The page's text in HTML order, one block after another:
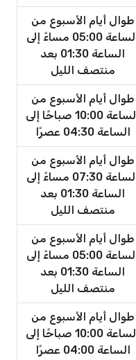
طوال أيام الأسبوع من
الساعة 05:00 مساءً إلى
الساعة 01:30 بعد
منتصف الليل
طوال أيام الأسبوع من
الساعة 10:00 صباحًا إلى
الساعة 04:30 عصرًا
طوال أيام الأسبوع من
الساعة 07:30 مساءً إلى
الساعة 01:30 بعد
منتصف الليل
طوال أيام الأسبوع من
الساعة 05:00 مساءً إلى
الساعة 01:30 بعد
منتصف الليل
طوال أيام الأسبوع من
الساعة 10:00 صباحًا إلى
الساعة 04:00 عصرًا